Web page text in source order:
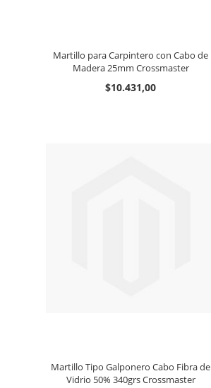
Martillo para Carpintero con Cabo de
Madera 25mm Crossmaster
$10.431,00
Martillo Tipo Galponero Cabo Fibra de
Vidrio 50% 340grs Crossmaster